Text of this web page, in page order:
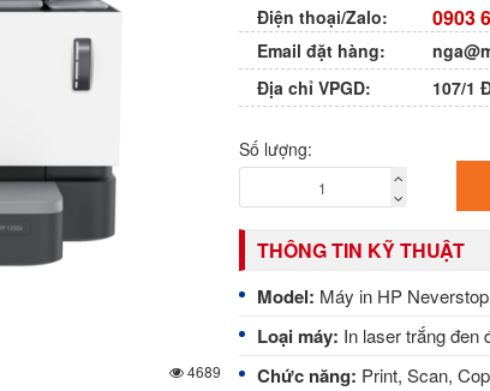
4689
Điện thoại/Zalo: 0903
Email đặt hàng:
Địa chỉ VPGD:
107/1
Số lượng:
THÔNG TIN KỸ THUẬT
Model: Máy in HP
Loại máy: In laser trắng đen
Chức năng: Print, Scan,